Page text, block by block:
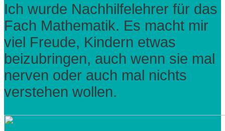
Ich wurde Nachhilfelehrer für das
Fach Mathematik. Es macht mir
viel Freude, Kindern etwas
beizubringen, auch wenn sie mal
nerven oder auch mal nichts
verstehen wollen.